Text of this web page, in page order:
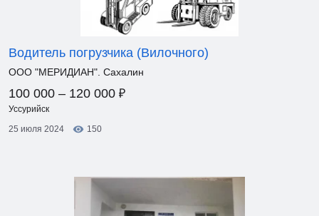
Водитель погрузчика (Вилочного)
ООО "МЕРИДИАН". Сахалин
100 000 – 120 000 ₽
Уссурийск
25 июля 2024
150